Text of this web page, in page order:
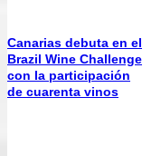
Canarias debuta en el
Brazil Wine Challenge
con la participación
de cuarenta vinos